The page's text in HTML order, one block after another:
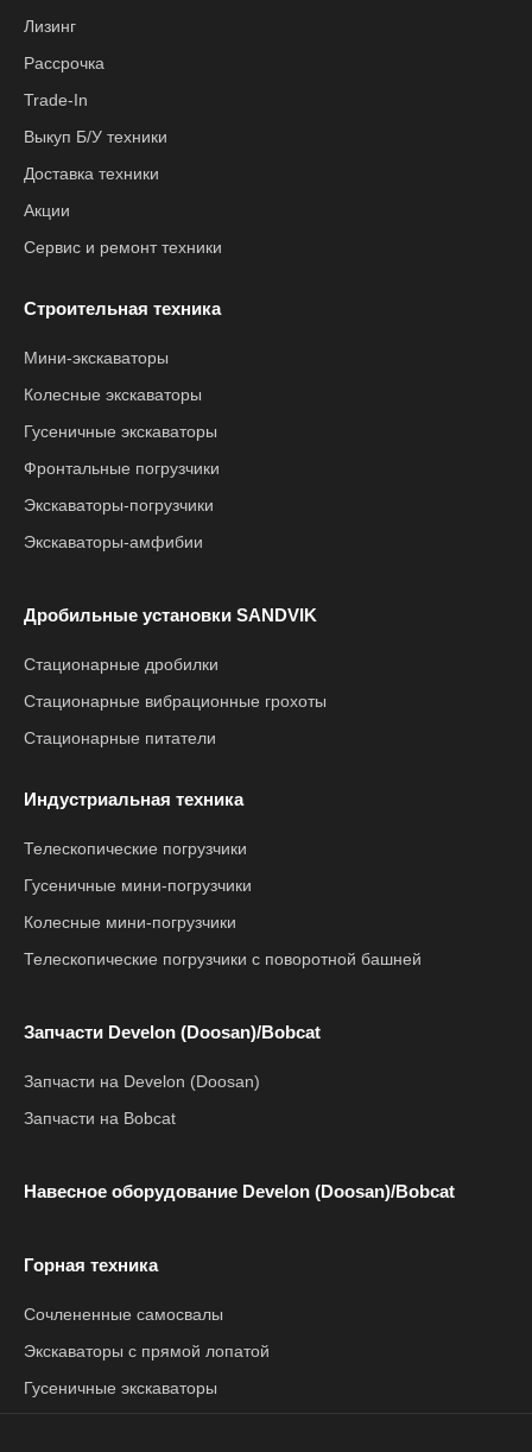
Лизинг
Рассрочка
Trade-In
Выкуп Б/У техники
Доставка техники
Акции
Сервис и ремонт техники
Строительная техника
Мини-экскаваторы
Колесные экскаваторы
Гусеничные экскаваторы
Фронтальные погрузчики
Экскаваторы-погрузчики
Экскаваторы-амфибии
Дробильные установки SANDVIK
Стационарные дробилки
Стационарные вибрационные грохоты
Стационарные питатели
Индустриальная техника
Телескопические погрузчики
Гусеничные мини-погрузчики
Колесные мини-погрузчики
Телескопические погрузчики с поворотной башней
Запчасти Develon (Doosan)/Bobcat
Запчасти на Develon (Doosan)
Запчасти на Bobcat
Навесное оборудование Develon (Doosan)/Bobcat
Горная техника
Сочлененные самосвалы
Экскаваторы с прямой лопатой
Гусеничные экскаваторы